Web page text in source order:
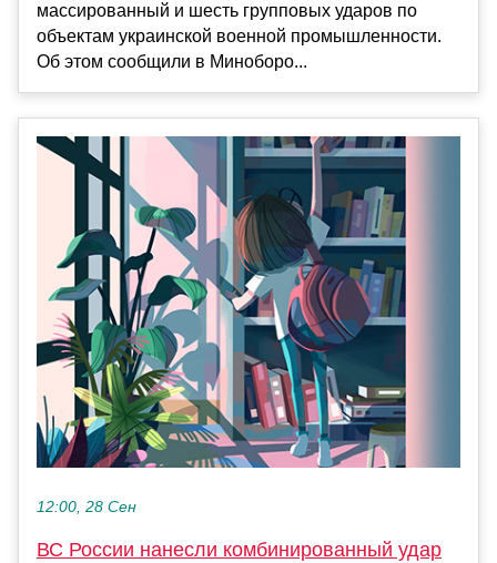
массированный и шесть групповых ударов по
объектам украинской военной промышленности.
Об этом сообщили в Миноборо...
12:00, 28 Сен
ВС России нанесли комбинированный удар